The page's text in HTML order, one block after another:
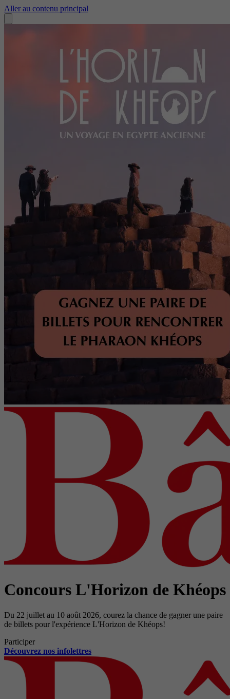
Aller au contenu principal
Concours L'Horizon de Khéops
Du 22 juillet au 10 août 2026, courez la chance de gagner une paire
de billets pour l'expérience L'Horizon de Khéops!
Participer
Découvrez nos infolettres